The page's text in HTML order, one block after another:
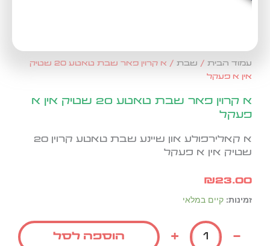
עמוד הבית/שבת
/ א קרוין פאר שבת טאטע 20 שטיק
אין א פעקל
א קרוין פאר שבת טאטע 20 שטיק אין א
פעקל
א קאלירפולע און שיינע שבת טאטע קרוין 20
שטיק אין א פעקל
₪23.00
זמינות: קיים במלאי
כמות
קרוין
הוספה לסל